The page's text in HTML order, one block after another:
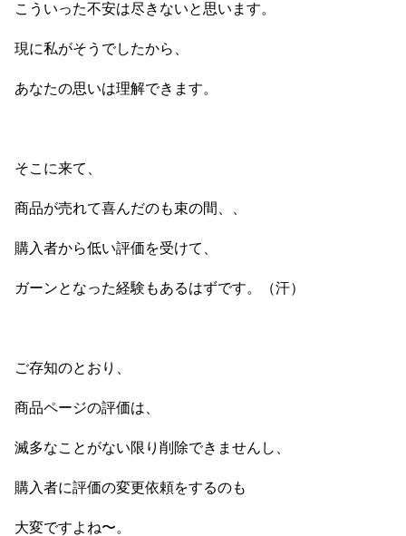
こういった不安は尽きないと思います。
現に私がそうでしたから、
あなたの思いは理解できます。
そこに来て、
商品が売れて喜んだのも束の間、、
購入者から低い評価を受けて、
ガーンとなった経験もあるはずです。（汗）
ご存知のとおり、
商品ページの評価は、
滅多なことがない限り削除できませんし、
購入者に評価の変更依頼をするのも
大変ですよね〜。